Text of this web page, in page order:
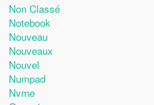
Non Classé
Notebook
Nouveau
Nouveaux
Nouvel
Numpad
Nvme